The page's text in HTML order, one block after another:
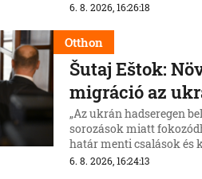
6. 8. 2026, 16:26:18
Otthon
Šutaj Eštok:
migráció az
„Az ukrán hadseregen
sorozások miatt
határ menti csalások és
ki Matúš Šutaj Eštok
6. 8. 2026, 16:24:13